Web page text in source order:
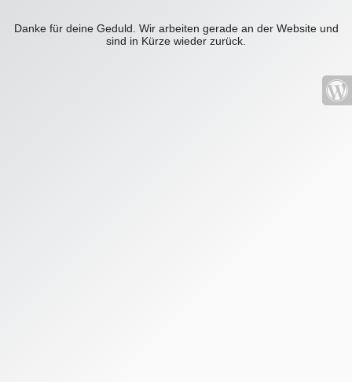
Danke für deine Geduld. Wir arbeiten gerade an der Website und
sind in Kürze wieder zurück.